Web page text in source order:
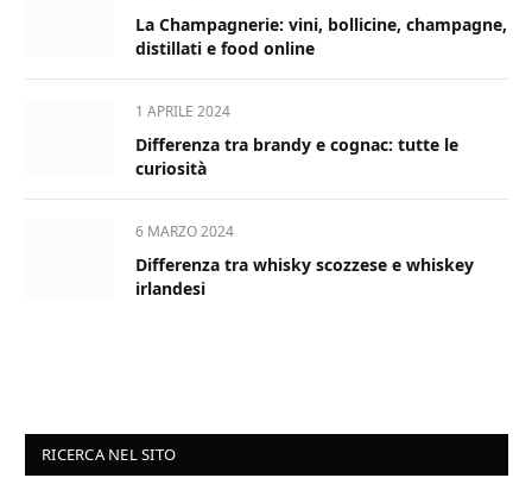
La Champagnerie: vini, bollicine, champagne,
distillati e food online
1 APRILE 2024
Differenza tra brandy e cognac: tutte le
curiosità
6 MARZO 2024
Differenza tra whisky scozzese e whiskey
irlandesi
RICERCA NEL SITO